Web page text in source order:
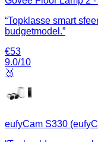
“Topklasse smart
budgetmodel.”
€53
9.0/10
🥉
eufyCam S330